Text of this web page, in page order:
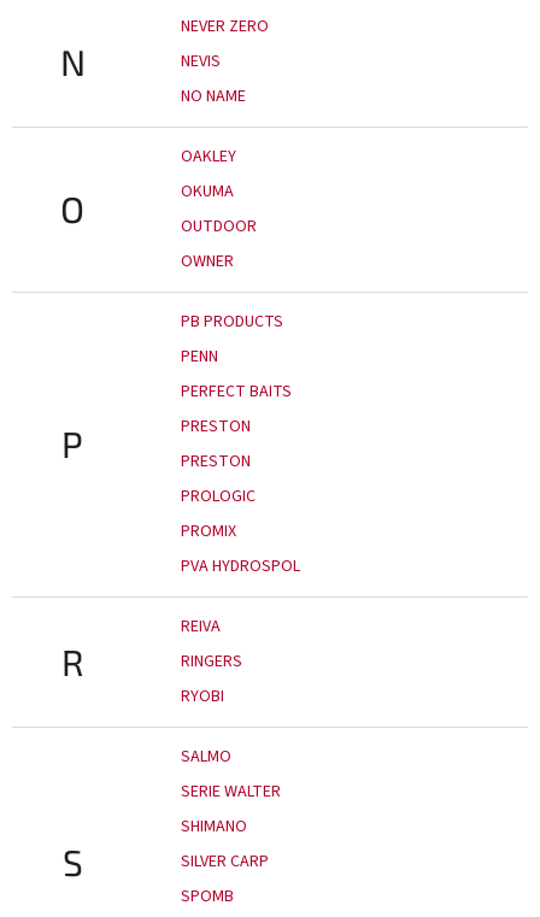
N
NEVER ZERO
NEVIS
NO NAME
O
OAKLEY
OKUMA
OUTDOOR
OWNER
P
PB PRODUCTS
PENN
PERFECT BAITS
PRESTON
PRESTON
PROLOGIC
PROMIX
PVA HYDROSPOL
R
REIVA
RINGERS
RYOBI
S
SALMO
SERIE WALTER
SHIMANO
SILVER CARP
SPOMB